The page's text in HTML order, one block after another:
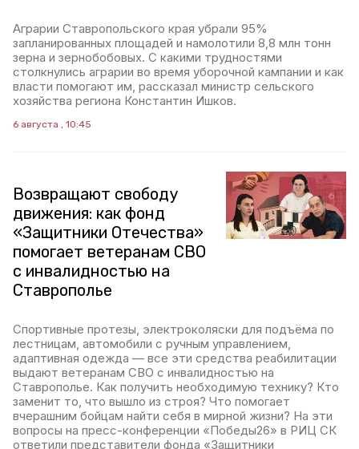
Аграрии Ставропольского края убрали 95%
запланированных площадей и намолотили 8,8 млн тонн
зерна и зернобобовых. С какими трудностями
столкнулись аграрии во время уборочной кампании и как
власти помогают им, рассказал министр сельского
хозяйства региона Константин Ишков.
6 августа , 10:45
Возвращают свободу
движения: как фонд
«Защитники Отечества»
помогает ветеранам СВО
с инвалидностью на
Ставрополье
Спортивные протезы, электроколяски для подъёма по
лестницам, автомобили с ручным управлением,
адаптивная одежда — все эти средства реабилитации
выдают ветеранам СВО с инвалидностью на
Ставрополье. Как получить необходимую технику? Кто
заменит то, что вышло из строя? Что помогает
вчерашним бойцам найти себя в мирной жизни? На эти
вопросы на пресс-конференции «Победы26» в РИЦ СК
ответили представители фонда «Защитники